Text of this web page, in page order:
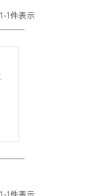
1-1件表示
1-1件表示